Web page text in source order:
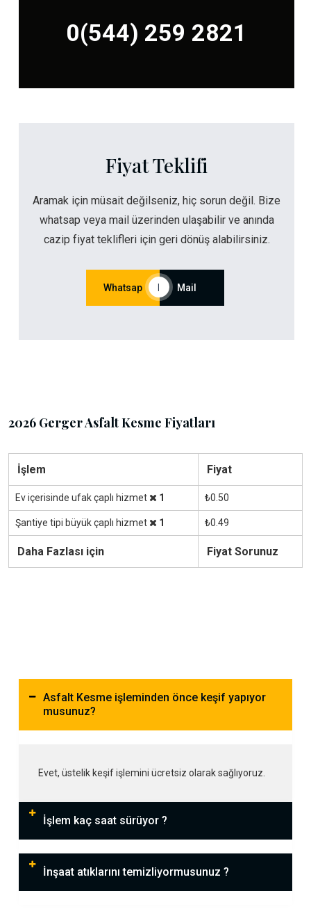
0(544) 259 2821
Fiyat Teklifi
Aramak için müsait değilseniz, hiç sorun değil. Bize
whatsap veya mail üzerinden ulaşabilir ve anında
cazip fiyat teklifleri için geri dönüş alabilirsiniz.
Whatsap Mail
2026 Gerger Asfalt Kesme Fiyatları
İşlem Fiyat
Ev içerisinde ufak çaplı hizmet 1 ₺0.50
Şantiye tipi büyük çaplı hizmet 1 ₺0.49
Daha Fazlası için Fiyat Sorunuz
Asfalt Kesme işleminden önce keşif yapıyor
musunuz?
Evet, üstelik keşif işlemini ücretsiz olarak sağlıyoruz.
İşlem kaç saat sürüyor ?
İnşaat atıklarını temizliyormusunuz ?